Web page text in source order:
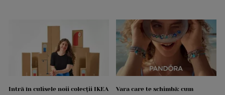
Intră în culisele noii colecții IKEA
Vara care te schimbă: cum